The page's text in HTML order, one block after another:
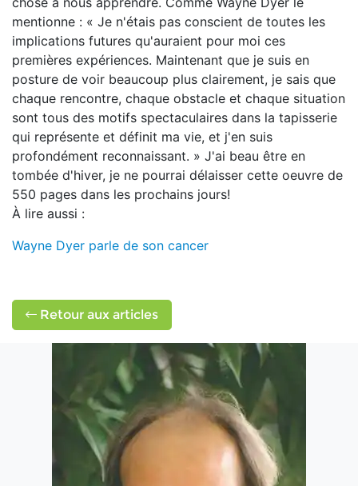
mentionne : « Je n'étais pas conscient de toutes les
implications futures qu'auraient pour moi ces
premières expériences. Maintenant que je suis en
posture de voir beaucoup plus clairement, je sais que
chaque rencontre, chaque obstacle et chaque situation
sont tous des motifs spectaculaires dans la tapisserie
qui représente et définit ma vie, et j'en suis
profondément reconnaissant. » J'ai beau être en
tombée d'hiver, je ne pourrai délaisser cette oeuvre de
550 pages dans les prochains jours!
À lire aussi :
Wayne Dyer parle de son cancer
Retour aux articles